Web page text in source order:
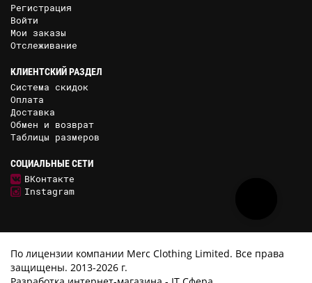
Регистрация
Войти
Мои заказы
Отслеживание
КЛИЕНТСКИЙ РАЗДЕЛ
Система скидок
Оплата
Доставка
Обмен и возврат
Таблицы размеров
СОЦИАЛЬНЫЕ СЕТИ
ВКонтакте
Instagram
По лицензии компании Merc Clothing Limited. Все права
защищены. 2013-2026 г.